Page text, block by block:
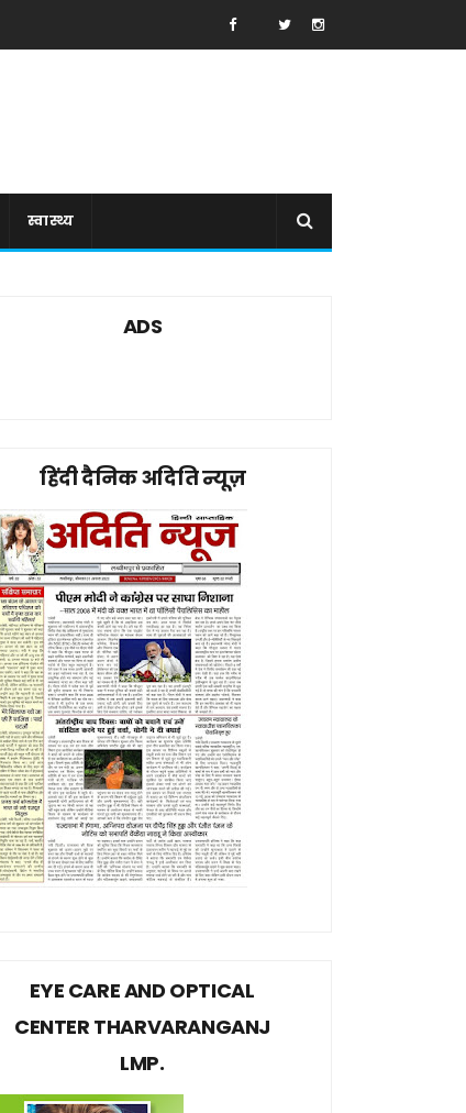
स्वास्थ्य
ADS
हिंदी दैनिक अदिति न्यूज़
EYE CARE AND OPTICAL
CENTER THARVARANGANJ
LMP.